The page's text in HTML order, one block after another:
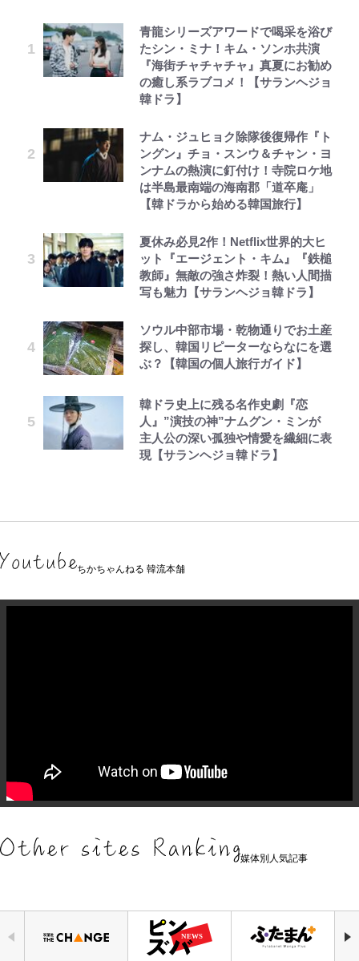
青龍シリーズアワードで喝采を浴び
たシン・ミナ！キム・ソンホ共演
『海街チャチャチャ』真夏にお勧め
の癒し系ラブコメ！【サランヘジョ
韓ドラ】
ナム・ジュヒョク除隊後復帰作『ト
ングン』チョ・スンウ＆チャン・ヨ
ンナムの熱演に釘付け！寺院ロケ地
は半島最南端の海南郡「道卒庵」
【韓ドラから始める韓国旅行】
夏休み必見2作！Netflix世界的大ヒ
ット『エージェント・キム』『鉄槌
教師』無敵の強さ炸裂！熱い人間描
写も魅力【サランヘジョ韓ドラ】
ソウル中部市場・乾物通りでお土産
探し、韓国リピーターならなにを選
ぶ？【韓国の個人旅行ガイド】
韓ドラ史上に残る名作史劇『恋
人』”演技の神”ナムグン・ミンが
主人公の深い孤独や情愛を繊細に表
現【サランヘジョ韓ドラ】
ちかちゃんねる 韓流本舗
媒体別人気記事